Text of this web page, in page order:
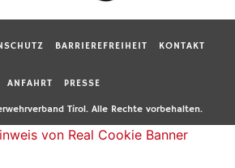
BARRIEREFREIHEIT KONTAKT
ANFAHRT PRESSE
Tirol. Alle Rechte vorbehalten.
von Real Cookie Banner